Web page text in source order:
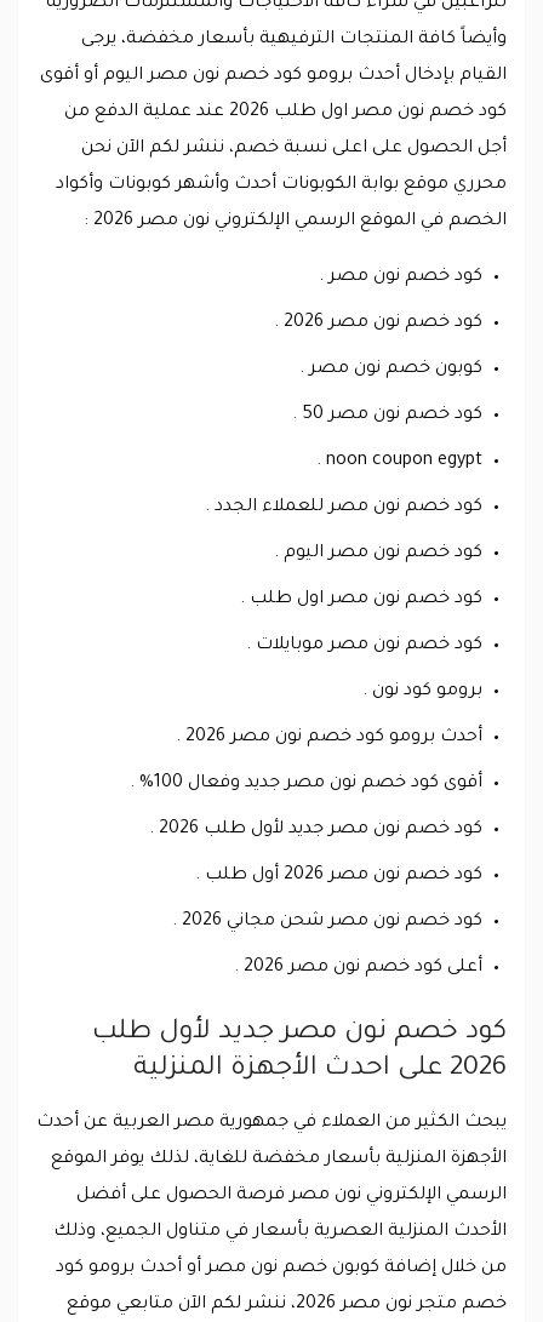
وأيضاً كافة المنتجات الترفيهية بأسعار مخفضة، يرجى
القيام بإدخال أحدث برومو كود خصم نون مصر اليوم أو أقوى
كود خصم نون مصر اول طلب 2026 عند عملية الدفع من
أجل الحصول على اعلى نسبة خصم، ننشر لكم الآن نحن
محرري موقع بوابة الكوبونات أحدث وأشهر كوبونات وأكواد
الخصم في الموقع الرسمي الإلكتروني نون مصر 2026 :
كود خصم نون مصر .
كود خصم نون مصر 2026 .
كوبون خصم نون مصر .
كود خصم نون مصر 50 .
noon coupon egypt .
كود خصم نون مصر للعملاء الجدد .
كود خصم نون مصر اليوم .
كود خصم نون مصر اول طلب .
كود خصم نون مصر موبايلات .
برومو كود نون .
أحدث برومو كود خصم نون مصر 2026 .
أقوى كود خصم نون مصر جديد وفعال 100% .
كود خصم نون مصر جديد لأول طلب 2026 .
كود خصم نون مصر 2026 أول طلب .
كود خصم نون مصر شحن مجاني 2026 .
أعلى كود خصم نون مصر 2026 .
كود خصم نون مصر جديد لأول طلب
2026 على احدث الأجهزة المنزلية
يبحث الكثير من العملاء في جمهورية مصر العربية عن أحدث
الأجهزة المنزلية بأسعار مخفضة للغاية، لذلك يوفر الموقع
الرسمي الإلكتروني نون مصر فرصة الحصول على أفضل
الأحدث المنزلية العصرية بأسعار في متناول الجميع، وذلك
من خلال إضافة كوبون خصم نون مصر أو أحدث برومو كود
خصم متجر نون مصر 2026، ننشر لكم الآن متابعي موقع